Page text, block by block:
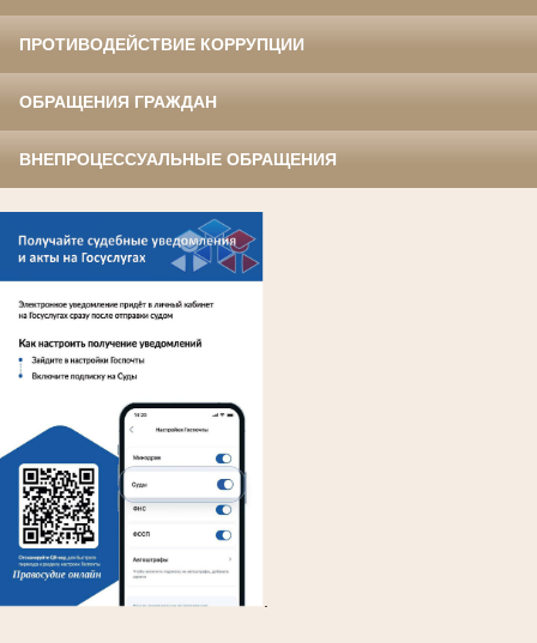
ПРОТИВОДЕЙСТВИЕ КОРРУПЦИИ
ОБРАЩЕНИЯ ГРАЖДАН
ВНЕПРОЦЕССУАЛЬНЫЕ ОБРАЩЕНИЯ